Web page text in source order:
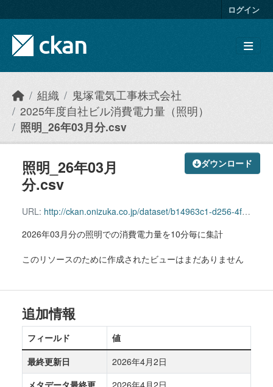
ログイン
組織
鬼塚電気工事株式会社
2025年度自社ビル消費電力量（照明）
照明_26年03月分.csv
ダウンロード
照明_26年03月
分.csv
URL: http://ckan.onizuka.co.jp/dataset/b14963c1-d256-4fad-8d6b-d0887577ed25/resource/03b19df0-19cc-4b16-b2df-ca7de25dc545/download/illumination_2603.csv
2026年03月分の照明での消費電力量を10分毎に集計
このリソースのために作成されたビューはまだありません
追加情報
フィールド
値
最終更新日
2026年4月2日
メタデータ最終更
2026年4月2日